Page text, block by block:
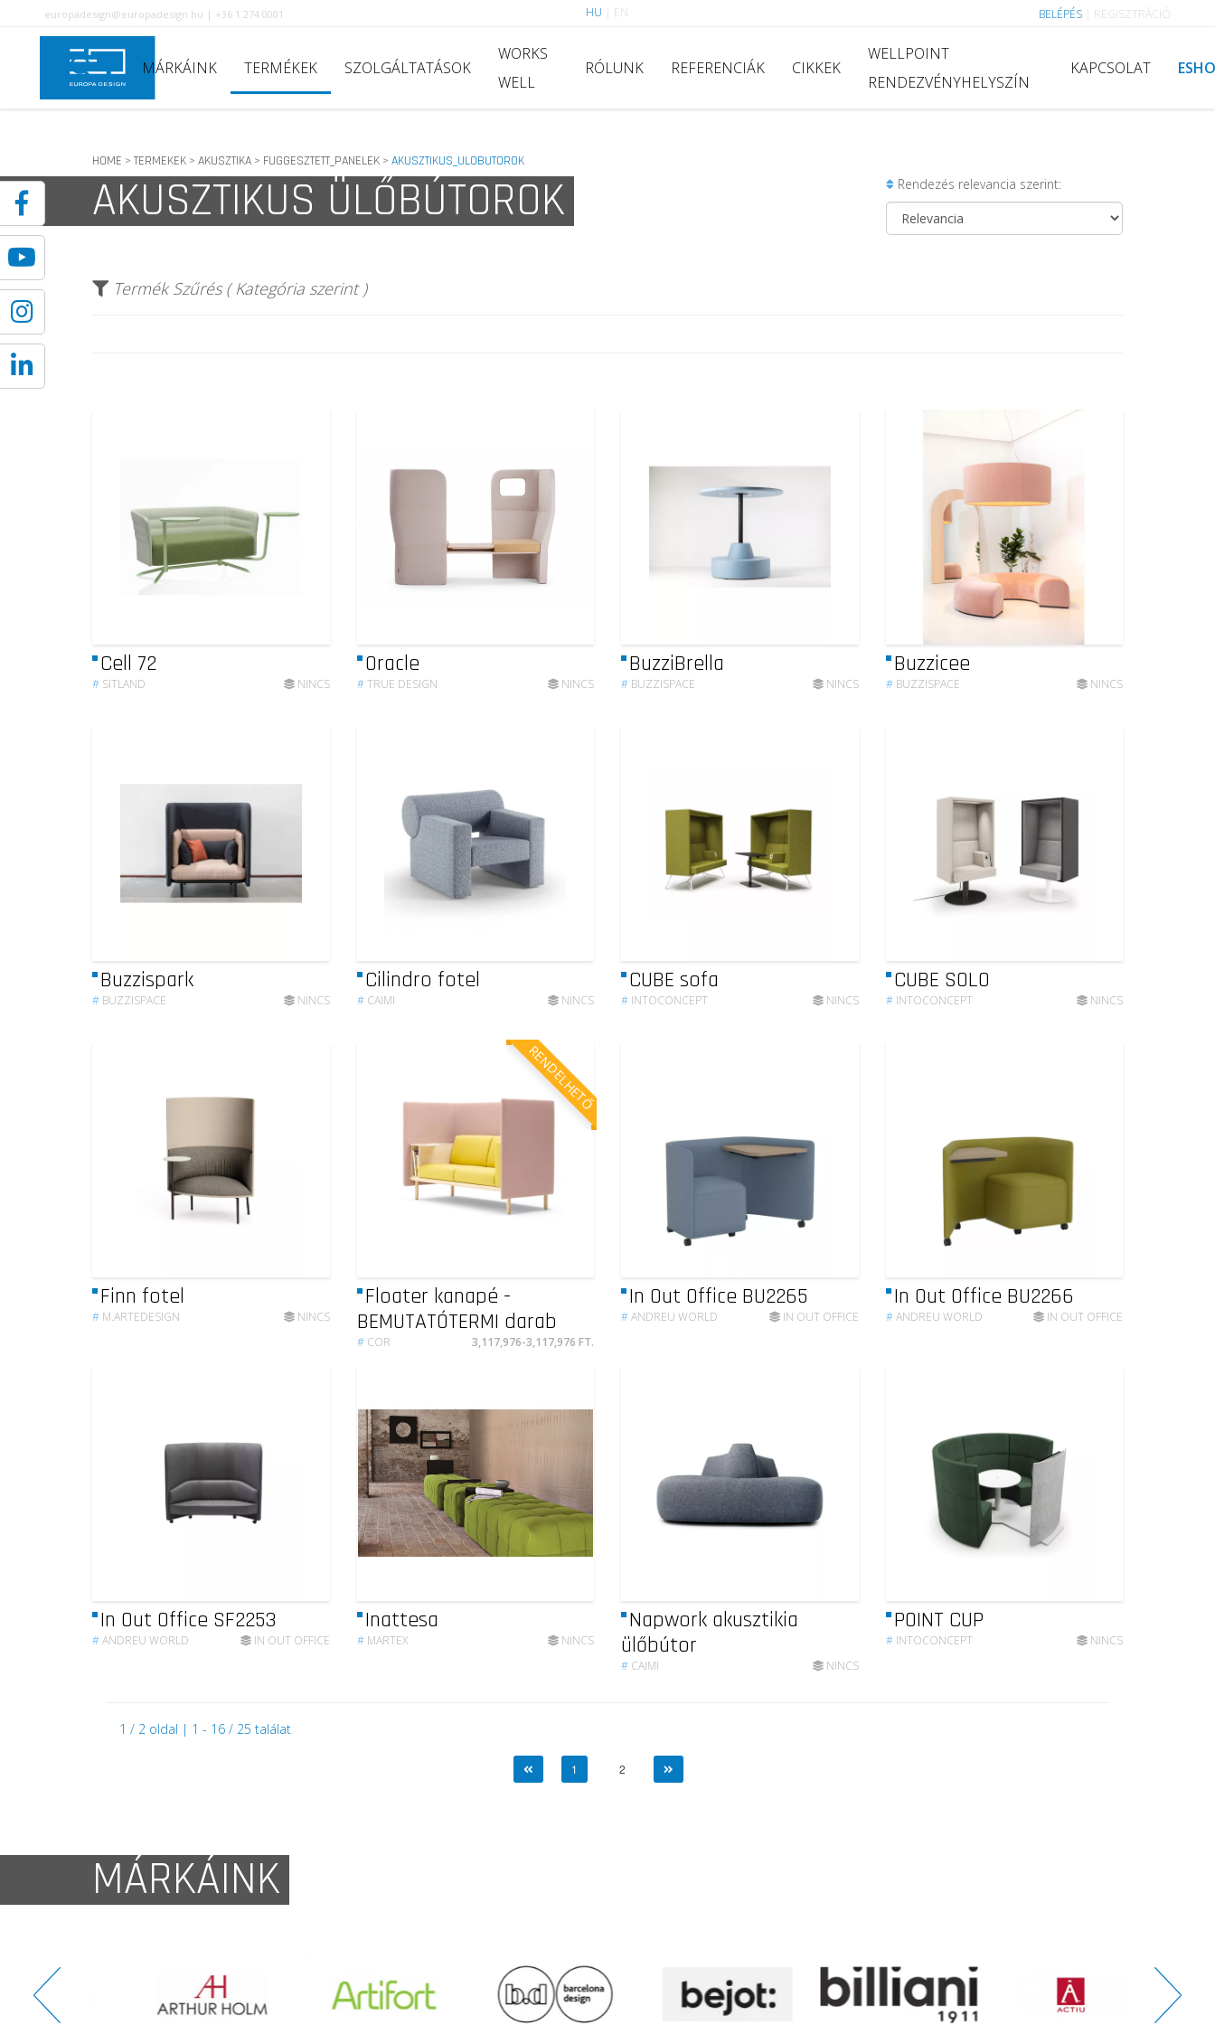
europadesign@europadesign.hu | +36 1 274 0001 HU EN BELÉPÉS REGISZTRÁCIÓ
MÁRKÁINK TERMÉKEK SZOLGÁLTATÁSOK
WORKS
WELL
RÓLUNK REFERENCIÁK CIKKEK
WELLPOINT
RENDEZVÉNYHELYSZÍN
KAPCSOLAT
HOME > TERMEKEK > AKUSZTIKA > FUGGESZTETT_PANELEK > AKUSZTIKUS_ULOBUTOROK
AKUSZTIKUS ÜLŐBÚTOROK Rendezés relevancia szerint:
Termék Szűrés ( Kategória szerint )
Cell 72
# SITLAND NINCS
Oracle
#TRUE DESIGN NINCS
BuzziBrella
# BUZZISPACE NINCS
Buzzicee
# BUZZISPACE NINCS
Buzzispark
# BUZZISPACE NINCS
Cilindro fotel
# CAIMI NINCS
CUBE sofa
# INTOCONCEPT NINCS
CUBE SOLO
# INTOCONCEPT NINCS
Finn fotel
# M.ARTEDESIGN NINCS
RENDELHETŐ
Floater kanapé -
BEMUTATÓTERMI darab
# COR 3,117,976-3,117,976 FT.
In Out Office BU2265
#ANDREU WORLD IN OUT OFFICE
In Out Office BU2266
#ANDREU WORLD IN OUT OFFICE
In Out Office SF2253
#ANDREU WORLD IN OUT OFFICE
Inattesa
# MARTEX NINCS
Napwork akusztikia
ülőbútor
# CAIMI NINCS
POINT CUP
# INTOCONCEPT NINCS
1 / 2 oldal | 1 - 16 / 25 találat
1 2
MÁRKÁINK